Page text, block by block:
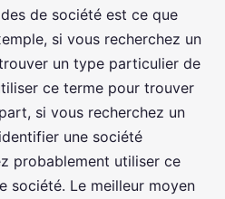
de société est ce que
si vous recherchez un
un type particulier de
ce terme pour trouver
si vous recherchez un
une société
probablement utiliser ce
société. Le meilleur moyen